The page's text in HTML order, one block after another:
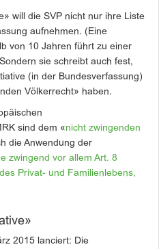
will die SVP nicht nur ihre Liste
aufnehmen. (Eine
von 10 Jahren führt zu einer
sie schreibt auch fest,
(in der Bundesverfassung)
Völkerrecht» haben.
sind dem «nicht zwingenden
die Anwendung der
zwingend vor allem Art. 8
Privat- und Familienlebens,
2015 lanciert: Die